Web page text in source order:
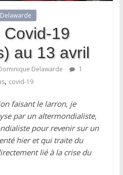
19
au 13 avril
Delawarde
1
, covid-19
faisant le larron, je
par un altermondialiste,
pour revenir sur un
hier et qui traite du
lié à la crise du